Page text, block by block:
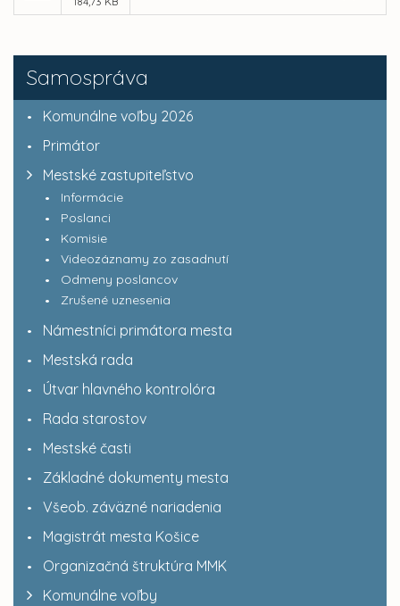
Samospráva
Komunálne voľby 2026
Primátor
Mestské zastupiteľstvo
Informácie
Poslanci
Komisie
Videozáznamy zo zasadnutí
Odmeny poslancov
Zrušené uznesenia
Námestníci primátora mesta
Mestská rada
Útvar hlavného kontrolóra
Rada starostov
Mestské časti
Základné dokumenty mesta
Všeob. záväzné nariadenia
Magistrát mesta Košice
Organizačná štruktúra MMK
Komunálne voľby